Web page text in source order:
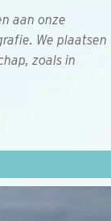
aan onze
We plaatsen
zoals in